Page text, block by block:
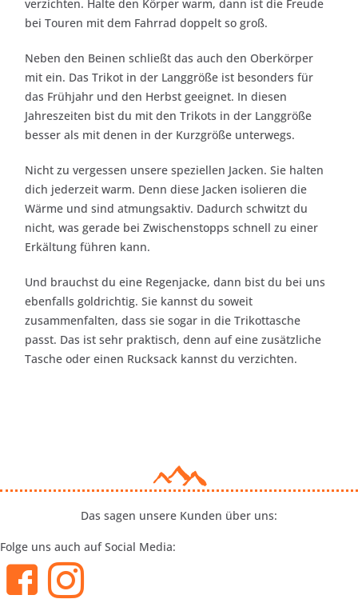
verzichten. Halte den Körper warm, dann ist die Freude
bei Touren mit dem Fahrrad doppelt so groß.
Neben den Beinen schließt das auch den Oberkörper
mit ein. Das Trikot in der Langgröße ist besonders für
das Frühjahr und den Herbst geeignet. In diesen
Jahreszeiten bist du mit den Trikots in der Langgröße
besser als mit denen in der Kurzgröße unterwegs.
Nicht zu vergessen unsere speziellen Jacken. Sie halten
dich jederzeit warm. Denn diese Jacken isolieren die
Wärme und sind atmungsaktiv. Dadurch schwitzt du
nicht, was gerade bei Zwischenstopps schnell zu einer
Erkältung führen kann.
Und brauchst du eine Regenjacke, dann bist du bei uns
ebenfalls goldrichtig. Sie kannst du soweit
zusammenfalten, dass sie sogar in die Trikottasche
passt. Das ist sehr praktisch, denn auf eine zusätzliche
Tasche oder einen Rucksack kannst du verzichten.
Das sagen unsere Kunden über uns:
Folge uns auch auf Social Media: